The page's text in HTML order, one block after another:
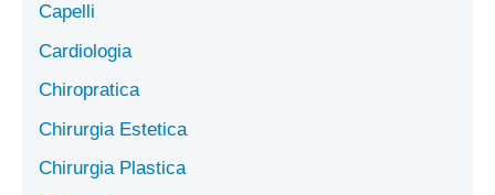
Capelli
Cardiologia
Chiropratica
Chirurgia Estetica
Chirurgia Plastica